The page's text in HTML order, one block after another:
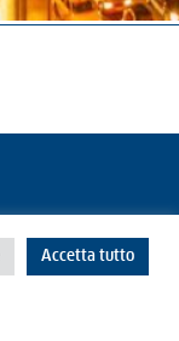
Accetta tutto